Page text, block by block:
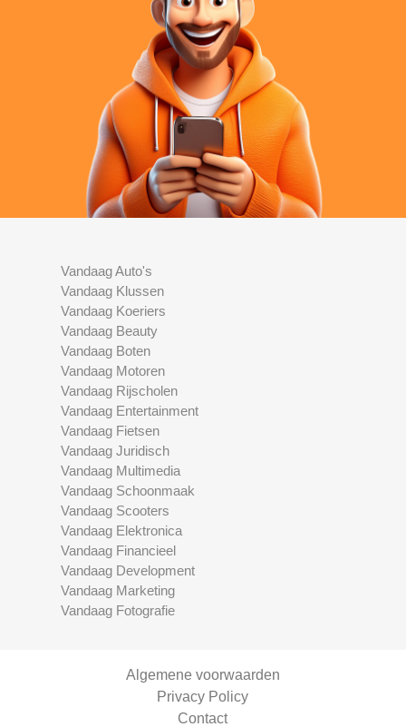
Vandaag Auto's
Vandaag Klussen
Vandaag Koeriers
Vandaag Beauty
Vandaag Boten
Vandaag Motoren
Vandaag Rijscholen
Vandaag Entertainment
Vandaag Fietsen
Vandaag Juridisch
Vandaag Multimedia
Vandaag Schoonmaak
Vandaag Scooters
Vandaag Elektronica
Vandaag Financieel
Vandaag Development
Vandaag Marketing
Vandaag Fotografie
Algemene voorwaarden
Privacy Policy
Contact